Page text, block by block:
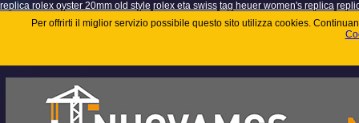
replica rolex oyster 20mm old style rolex eta swiss tag heuer women's replica
Per offrirti il miglior servizio possibile questo sito utilizza cookies.